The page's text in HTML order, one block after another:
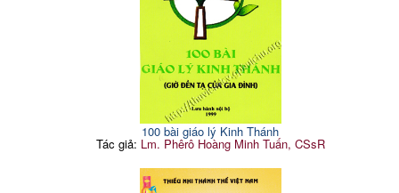
100 bài giáo lý Kinh Thánh
Tác giả: Lm. Phêrô Hoàng Minh Tuấn, CSsR